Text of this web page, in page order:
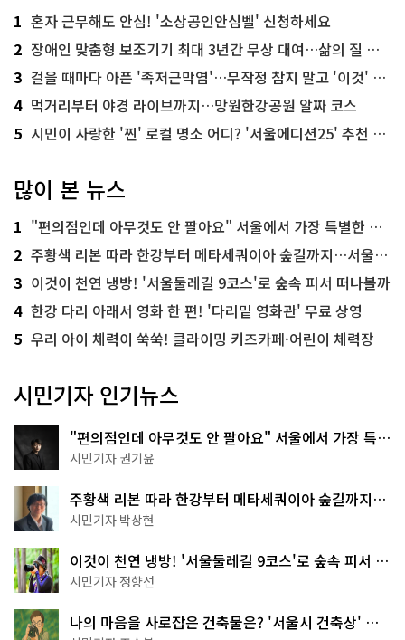
1 혼자 근무해도 안심! '소상공인안심벨' 신청하세요
2 장애인 맞춤형 보조기기 최대 3년간 무상 대여…삶의 질 높인다
3 걸을 때마다 아픈 '족저근막염'…무작정 참지 말고 '이것' 해보세요!
4 먹거리부터 야경 라이브까지…망원한강공원 알짜 코스
5 시민이 사랑한 '찐' 로컬 명소 어디? '서울에디션25' 추천 코스
많이 본 뉴스
1 "편의점인데 아무것도 안 팔아요" 서울에서 가장 특별한 편의점의 정체
2 주황색 리본 따라 한강부터 메타세쿼이아 숲길까지…서울둘레길 15코스
3 이것이 천연 냉방! '서울둘레길 9코스'로 숲속 피서 떠나볼까
4 한강 다리 아래서 영화 한 편! '다리밑 영화관' 무료 상영
5 우리 아이 체력이 쑥쑥! 클라이밍 키즈카페·어린이 체력장
시민기자 인기뉴스
"편의점인데 아무것도 안 팔아요" 서울에서 가장 특별
한 편의점의 정체
시민기자 권기윤
주황색 리본 따라 한강부터 메타세쿼이아 숲길까지…
서울둘레길 15코스
시민기자 박상현
이것이 천연 냉방! '서울둘레길 9코스'로 숲속 피서 떠
나볼까
시민기자 정향선
나의 마음을 사로잡은 건축물은? '서울시 건축상' 수